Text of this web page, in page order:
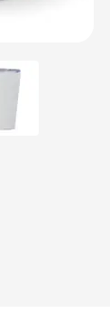
View larger image